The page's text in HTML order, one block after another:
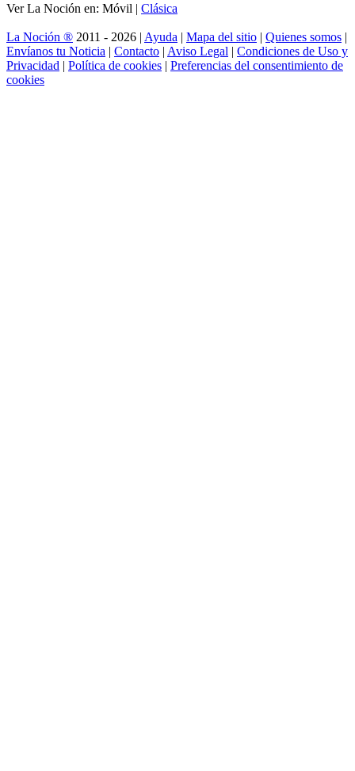
Ver La Noción en: Móvil | Clásica
La Noción ® 2011 - 2026 | Ayuda | Mapa del sitio | Quienes somos |
Envíanos tu Noticia | Contacto | Aviso Legal | Condiciones de Uso y
Privacidad | Política de cookies | Preferencias del consentimiento de
cookies